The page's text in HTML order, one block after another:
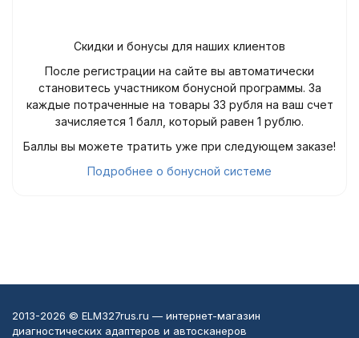
Скидки и бонусы для наших клиентов
После регистрации на сайте вы автоматически
становитесь участником бонусной программы. За
каждые потраченные на товары 33 рубля на ваш счет
зачисляется 1 балл, который равен 1 рублю.
Баллы вы можете тратить уже при следующем заказе!
Подробнее о бонусной системе
2013-2026 © ELM327rus.ru — интернет-магазин
диагностических адаптеров и автосканеров